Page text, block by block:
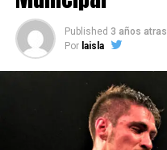
Fuente: boxeadores.cl
Published 3 años atras
Por laisla